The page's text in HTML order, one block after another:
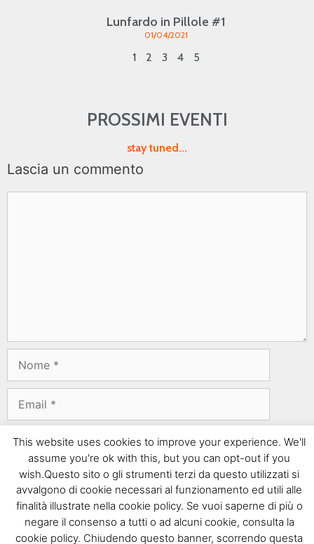
Lunfardo in Pillole #1
01/04/2021
1 2 3 4 5
PROSSIMI EVENTI
stay tuned...
Lascia un commento
Questo sito usa Akismet per ridurre lo spam. Scopri
come i tuoi dati vengono elaborati
This website uses cookies to improve your experience. We'll
assume you're ok with this, but you can opt-out if you
wish.Questo sito o gli strumenti terzi da questo utilizzati si
avvalgono di cookie necessari al funzionamento ed utili alle
finalità illustrate nella cookie policy. Se vuoi saperne di più o
negare il consenso a tutti o ad alcuni cookie, consulta la
cookie policy. Chiudendo questo banner, scorrendo questa